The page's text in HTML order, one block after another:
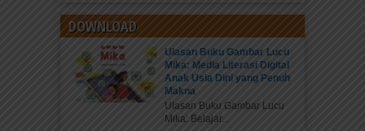
DOWNLOAD
Ulasan Buku Gambar Lucu
Mika: Media Literasi Digital
Anak Usia Dini yang Penuh
Makna
Ulasan Buku Gambar Lucu
Mika: Belajar...